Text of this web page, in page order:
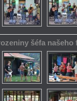
šéfa našeho